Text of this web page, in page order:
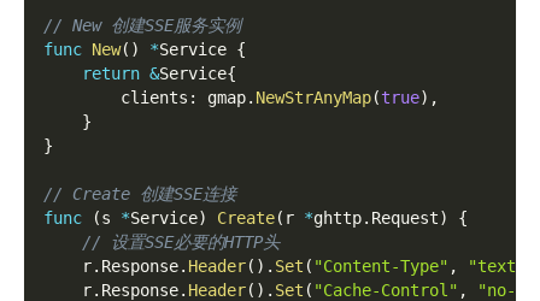
// New 创建SSE服务实例
func New( ) *Service {
return &Service{
        clients
: gmap. NewStrAnyMap(true) ,
}
}
// Create 创建SSE连接
func
(s *Service) Create( r *ghttp. Request)
{
// 设置SSE必要的HTTP头
    r
. Response. Header( ) . Set ( "Content-Type" ,
"text/
    r
. Response. Header( ) . Set ( "Cache-Control" ,
"no-